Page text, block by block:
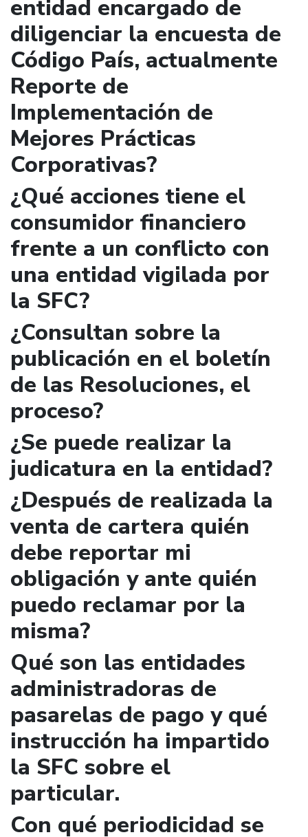
entidad encargado de
diligenciar la encuesta de
Código País, actualmente
Reporte de
Implementación de
Mejores Prácticas
Corporativas?
¿Qué acciones tiene el
consumidor financiero
frente a un conflicto con
una entidad vigilada por
la SFC?
¿Consultan sobre la
publicación en el boletín
de las Resoluciones, el
proceso?
¿Se puede realizar la
judicatura en la entidad?
¿Después de realizada la
venta de cartera quién
debe reportar mi
obligación y ante quién
puedo reclamar por la
misma?
Qué son las entidades
administradoras de
pasarelas de pago y qué
instrucción ha impartido
la SFC sobre el
particular.
Con qué periodicidad se